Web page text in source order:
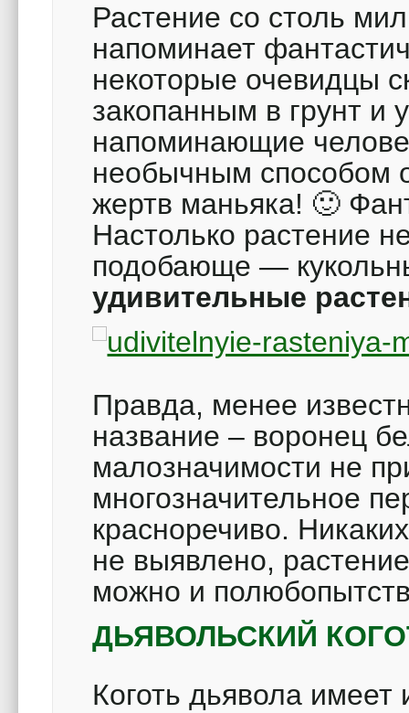
Растение со столь
напоминает
некоторые очевидцы
закопанным в грунт и
напоминающие
необычным способом
жертв маньяка! 🙂
Настолько растение
подобающе —
удивительные
Правда, менее
название – воронец
малозначимости не
многозначительное
красноречиво.
не выявлено,
можно и
ДЬЯВОЛЬСКИЙ
Коготь дьявола имеет